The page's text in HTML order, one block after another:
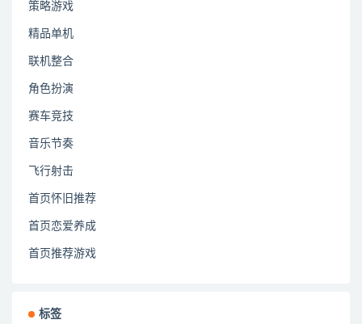
策略游戏
精品单机
联机整合
角色扮演
赛车竞技
音乐节奏
飞行射击
首页怀旧推荐
首页恋爱养成
首页推荐游戏
标签